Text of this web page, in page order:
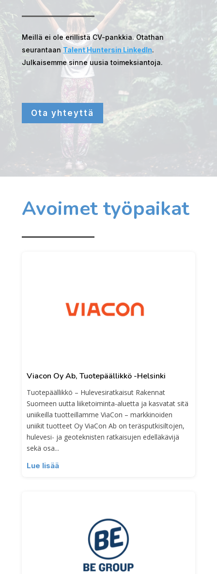
Meillä ei ole erillistä CV-pankkia. Otathan
seurantaan Talent Huntersin LinkedIn.
Julkaisemme sinne uusia toimeksiantoja.
Ota yhteyttä
Avoimet työpaikat
Viacon Oy Ab, Tuotepäällikkö -Helsinki
Tuotepäällikkö – Hulevesiratkaisut Rakennat
Suomeen uutta liiketoiminta-aluetta ja kasvatat sitä
uniikeilla tuotteillamme ViaCon – markkinoiden
uniikit tuotteet Oy ViaCon Ab on teräsputkisiltojen,
hulevesi- ja geoteknisten ratkaisujen edelläkävijä
sekä osa...
Lue lisää